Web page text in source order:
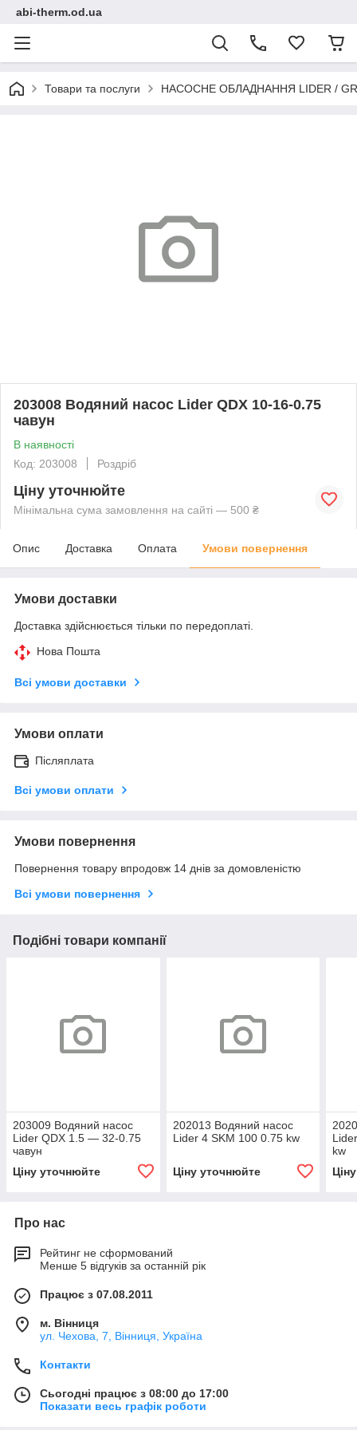
abi-therm.od.ua
Товари та послуги НАСОСНЕ ОБЛАДНАННЯ LIDER /
203008 Водяний насос Lider QDX 10-16-0.75
чавун
В наявності
Код: 203008
Роздріб
Ціну уточнюйте
Мінімальна сума замовлення на сайті — 500 ₴
Опис Доставка Оплата Умови повернення
Умови доставки
Доставка здійснюється тільки по передоплаті.
Нова Пошта
Всі умови доставки
Умови оплати
Післяплата
Всі умови оплати
Умови повернення
Повернення товару впродовж 14 днів за домовленістю
Всі умови повернення
Подібні товари компанії
203009 Водяний насос
Lider QDX 1.5 — 32-0.75
чавун
Ціну уточнюйте
202013 Водяний насос
Lider 4 SKM 100 0.75 kw
Ціну уточнюйте
kw
Про нас
Рейтинг не сформований
Менше 5 відгуків за останній рік
Працює з 07.08.2011
м. Вінниця
ул. Чехова, 7, Вінниця, Україна
Контакти
Сьогодні працює з 08:00 до 17:00
Показати весь графік роботи